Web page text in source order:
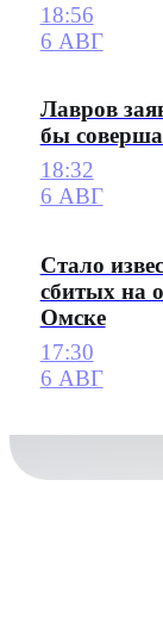
18:56
6 АВГ
Лавров
бы
18:32
6 АВГ
Стало
сбитых на
Омске
17:30
6 АВГ